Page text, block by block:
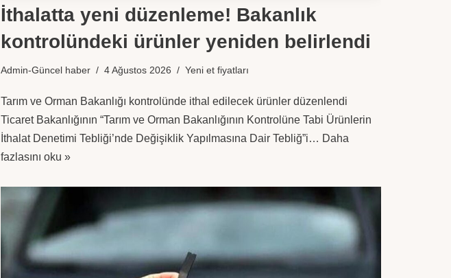
İthalatta yeni düzenleme! Bakanlık
kontrolündeki ürünler yeniden belirlendi
Admin-Güncel haber 4 Ağustos 2026 Yeni et fiyatları
Tarım ve Orman Bakanlığı kontrolünde ithal edilecek ürünler düzenlendi
Ticaret Bakanlığının “Tarım ve Orman Bakanlığının Kontrolüne Tabi Ürünlerin
İthalat Denetimi Tebliği’nde Değişiklik Yapılmasına Dair Tebliğ”i… Daha
fazlasını oku »